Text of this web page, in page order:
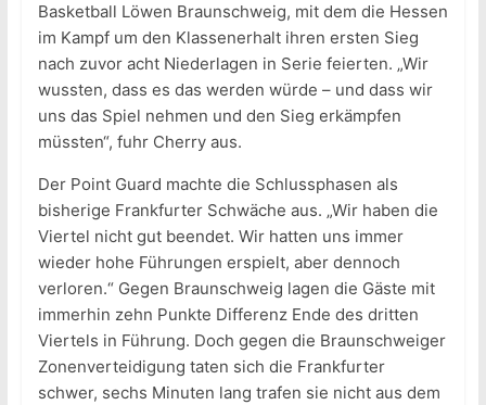
Basketball Löwen Braunschweig, mit dem die Hessen
im Kampf um den Klassenerhalt ihren ersten Sieg
nach zuvor acht Niederlagen in Serie feierten. „Wir
wussten, dass es das werden würde – und dass wir
uns das Spiel nehmen und den Sieg erkämpfen
müssten“, fuhr Cherry aus.
Der Point Guard machte die Schlussphasen als
bisherige Frankfurter Schwäche aus. „Wir haben die
Viertel nicht gut beendet. Wir hatten uns immer
wieder hohe Führungen erspielt, aber dennoch
verloren.“ Gegen Braunschweig lagen die Gäste mit
immerhin zehn Punkte Differenz Ende des dritten
Viertels in Führung. Doch gegen die Braunschweiger
Zonenverteidigung taten sich die Frankfurter
schwer, sechs Minuten lang trafen sie nicht aus dem